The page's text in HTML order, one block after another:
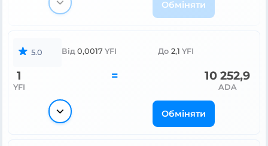
Обміняти
5.0 Від 0,0017 YFI До 2,1 YFI
1
YFI
= 10 252,9
ADA
Обміняти